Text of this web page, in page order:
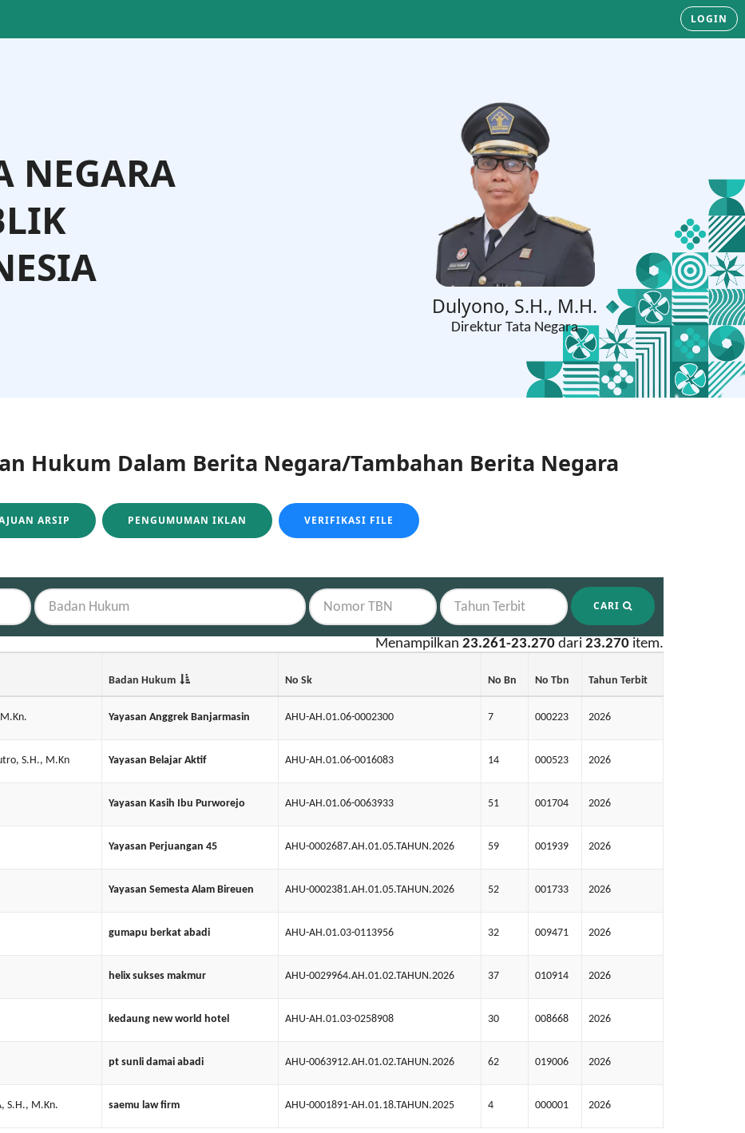
LOGIN
NEGARA
Dulyono, S.H., M.H.
Direktur Tata Negara
Hukum Dalam Berita Negara/Tambahan Berita Negara
ARSIP PENGUMUMAN IKLAN VERIFIKASI FILE
CARI
Menampilkan 23.261-23.270 dari 23.270 item.
Badan Hukum No Sk No Bn No Tbn Tahun Terbit
Yayasan Anggrek Banjarmasin AHU-AH.01.06-0002300 7 000223 2026
S.H., M.Kn Yayasan Belajar Aktif AHU-AH.01.06-0016083 14 000523 2026
Yayasan Kasih Ibu Purworejo AHU-AH.01.06-0063933 51 001704 2026
Yayasan Perjuangan 45 AHU-0002687.AH.01.05.TAHUN.2026 59 001939 2026
Yayasan Semesta Alam Bireuen AHU-0002381.AH.01.05.TAHUN.2026 52 001733 2026
gumapu berkat abadi AHU-AH.01.03-0113956 32 009471 2026
helix sukses makmur AHU-0029964.AH.01.02.TAHUN.2026 37 010914 2026
kedaung new world hotel AHU-AH.01.03-0258908 30 008668 2026
pt sunli damai abadi AHU-0063912.AH.01.02.TAHUN.2026 62 019006 2026
S.H., M.Kn. saemu law firm AHU-0001891-AH.01.18.TAHUN.2025 4 000001 2026